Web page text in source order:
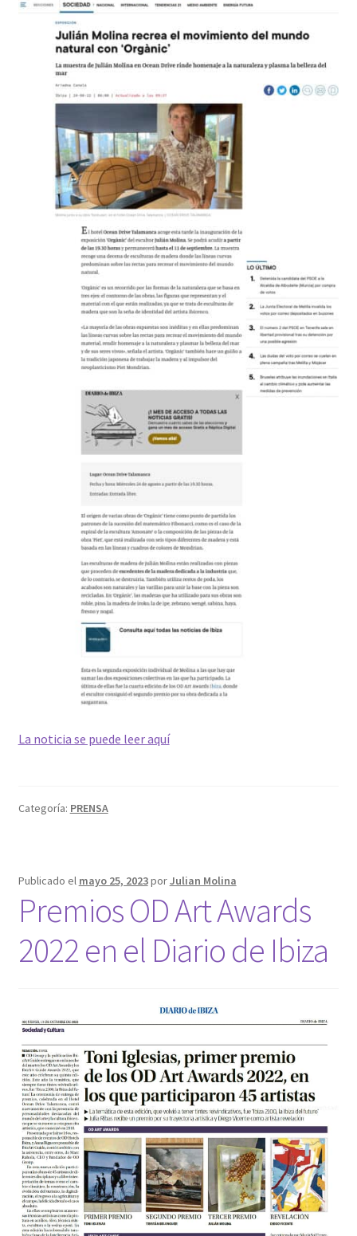
La noticia se puede leer aquí
Categoría: PRENSA
Publicado el mayo 25, 2023porJulian Molina
Premios OD Art Awards
2022 en el Diario de Ibiza